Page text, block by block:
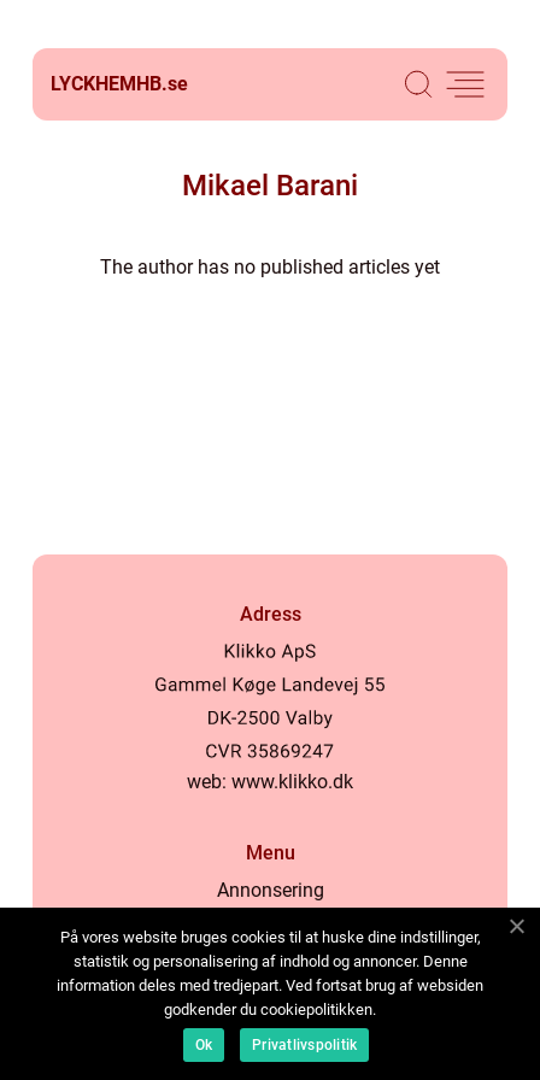
LYCKHEMHB.se
Mikael Barani
The author has no published articles yet
Adress
web: www.klikko.dk
Menu
Annonsering
Cookies
Kontakta oss
Sitemap
På vores website bruges cookies til at huske dine indstillinger,
statistik og personalisering af indhold og annoncer. Denne
information deles med tredjepart. Ved fortsat brug af websiden
godkender du cookiepolitikken.
Ok Privatlivspolitik